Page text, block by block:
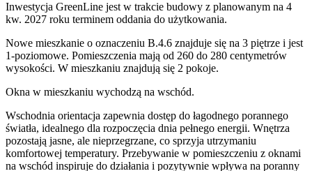
Inwestycja GreenLine jest w trakcie budowy z planowanym na 4
kw. 2027 roku terminem oddania do użytkowania.
Nowe mieszkanie o oznaczeniu B.4.6 znajduje się na 3 piętrze i jest
1-poziomowe. Pomieszczenia mają od 260 do 280 centymetrów
wysokości. W mieszkaniu znajdują się 2 pokoje.
Okna w mieszkaniu wychodzą na wschód.
Wschodnia orientacja zapewnia dostęp do łagodnego porannego
światła, idealnego dla rozpoczęcia dnia pełnego energii. Wnętrza
pozostają jasne, ale nieprzegrzane, co sprzyja utrzymaniu
komfortowej temperatury. Przebywanie w pomieszczeniu z oknami
na wschód inspiruje do działania i pozytywnie wpływa na poranny